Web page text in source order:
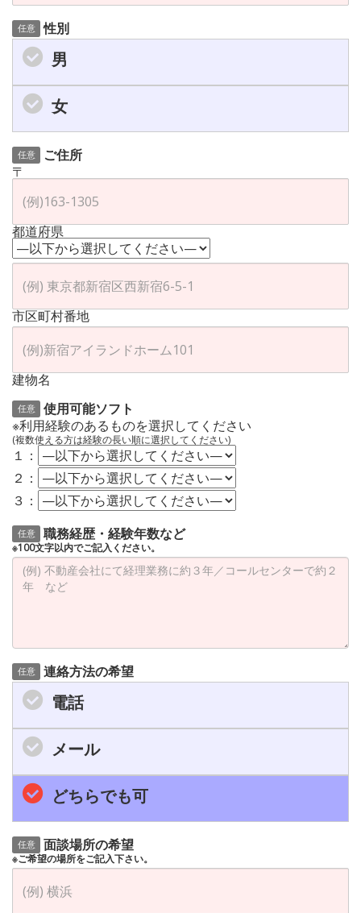
任意 性別
男
女
任意
ご住所
〒
都道府県
市区町村番地
建物名
任意
使用可能ソフト
※利用経験のあるものを選択してください
(複数使える方は経験の長い順に選択してください)
１：
２：
３：
任意 職務経歴・経験年数など
※100文字以内でご記入ください。
任意 連絡方法の希望
電話
メール
どちらでも可
任意 面談場所の希望
※ご希望の場所をご記入下さい。